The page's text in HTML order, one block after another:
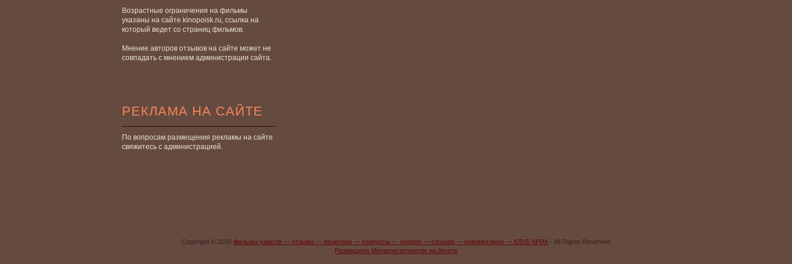
Возрастные ограничения на фильмы
указаны на сайте kinopoisk.ru, ссылка на
который ведет со страниц фильмов.
Мнение авторов отзывов на сайте может не
совпадать с мнением администрации сайта.
РЕКЛАМА НА САЙТЕ
По вопросам размещения рекламы на сайте
свяжитесь с администрацией.
Copyright © 2026 Фильмы ужасов — отзывы — рецензии — конкурсы — хоррор — слэшер — новинки кино — КЛУБ-КРИК - All Rights Reserved
Размещено Мегаконсалтингом на бегете